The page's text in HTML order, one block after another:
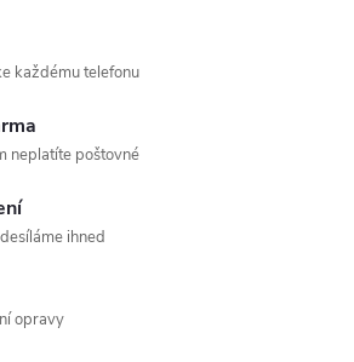
každému telefonu
neplatíte poštovné
ihned
opravy